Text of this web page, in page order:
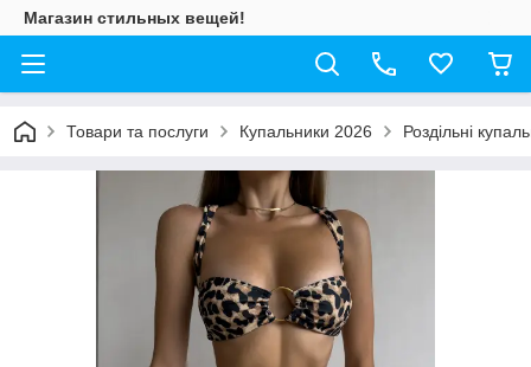
Магазин стильных вещей!
Товари та послуги Купальники 2026 Роздільні